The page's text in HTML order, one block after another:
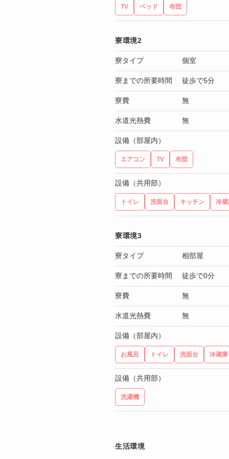
TV ベッド 布団
寮環境2
寮タイプ 個室
寮までの所要時間 徒歩で5分
寮費 無
水道光熱費 無
設備（部屋内）
エアコン TV 布団
設備（共用部）
トイレ 洗面台 キッチン 冷
寮環境3
寮タイプ 相部屋
寮までの所要時間 徒歩で0分
寮費 無
水道光熱費 無
設備（部屋内）
お風呂 トイレ 洗面台 冷蔵庫
設備（共用部）
洗濯機
生活環境